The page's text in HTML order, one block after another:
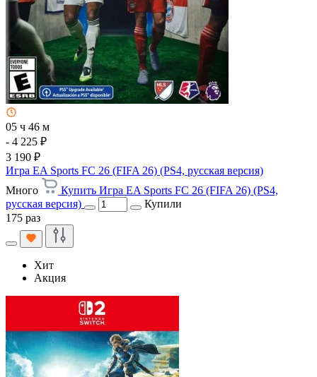
05 ч 46 м
- 4 225 ₽
3 190 ₽
Игра EA Sports FC 26 (FIFA 26) (PS4, русская версия)
Много
Купить Игра EA Sports FC 26 (FIFA 26) (PS4,
русская версия)
Купили
175 раз
Хит
Акция